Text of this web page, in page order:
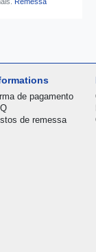
de pagamento
de remessa